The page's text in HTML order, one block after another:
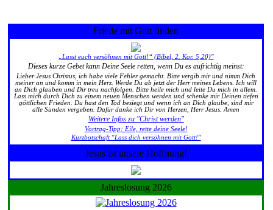
Friede mit Gott finden
„Lasst euch versöhnen mit Gott!“ (Bibel, 2. Kor. 5,20)"
Dieses kurze Gebet kann Deine Seele retten, wenn Du es aufrichtig meinst:
Lieber Jesus Christus, ich habe viele Fehler gemacht. Bitte vergib mir und nimm Dich
meiner an und komm in mein Herz. Werde Du ab jetzt der Herr meines Lebens. Ich will
an Dich glauben und Dir treu nachfolgen. Bitte heile mich und leite Du mich in allem.
Lass mich durch Dich zu einem neuen Menschen werden und schenke mir Deinen tiefen
göttlichen Frieden. Du hast den Tod besiegt und wenn ich an Dich glaube, sind mir
alle Sünden vergeben. Dafür danke ich Dir von Herzen, Herr Jesus. Amen
Weitere Infos zu "Christ werden"
Vortrag-Tipp: Eile, rette deine Seele!
Kurzbotschaft "Lass dich versöhnen mit Gott!"
Jesus ist unsere Hoffnung!
Jahreslosung 2026